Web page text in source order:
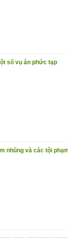
số vụ án phức tạp
nhũng và các tội